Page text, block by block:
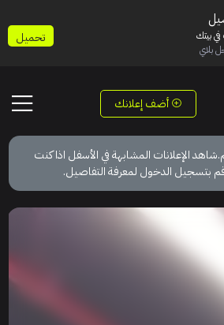
أضف إعلانك
الإعلانات المشابهة في الأسفل اذا كنت
بتسجيل الدخول لمعرفة التفاصيل.
بيتك
بلاي
تحميل